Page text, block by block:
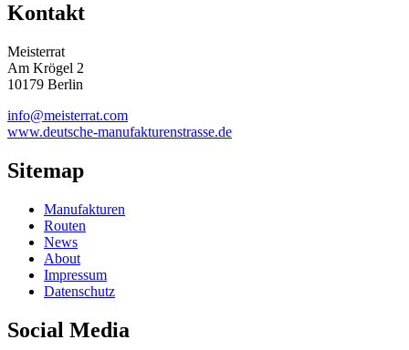
Kontakt
Meisterrat
Am Krögel 2
10179 Berlin
info@meisterrat.com
www.deutsche-manufakturenstrasse.de
Sitemap
Manufakturen
Routen
News
About
Impressum
Datenschutz
Social Media